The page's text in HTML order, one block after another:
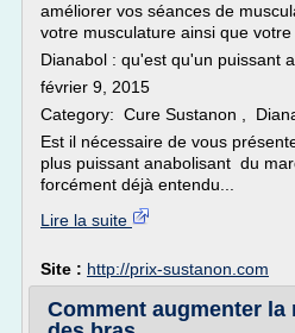
améliorer vos séances de
votre musculature ainsi que votre
Dianabol : qu'est qu'un puissant
février 9, 2015
Category: Cure Sustanon ,
Est il nécessaire de vous
plus puissant anabolisant du
forcément déjà entendu...
Lire la suite
Site : http://prix-sustanon.com
Comment augmenter la